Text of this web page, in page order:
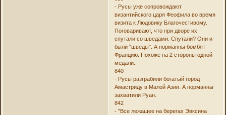
- Русы уже сопровождают
византийского царя Феофила во время
визита к Людовику Благочестивому.
Поговаривают, что при дворе их
спутали со шведами. Спутали? Они и
были "шведы". А норманны бомбят
Францию. Похоже на 2 стороны одной
медали.
840
- Русы разграбили богатый город
Амастриду в Малой Азии. А норманны
захватили Руан.
842
- "Все лежащее на берегах Эвксина